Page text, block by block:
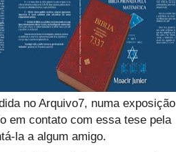
no Arquivo7, numa exposição
em contato com essa tese pela
la a algum amigo.